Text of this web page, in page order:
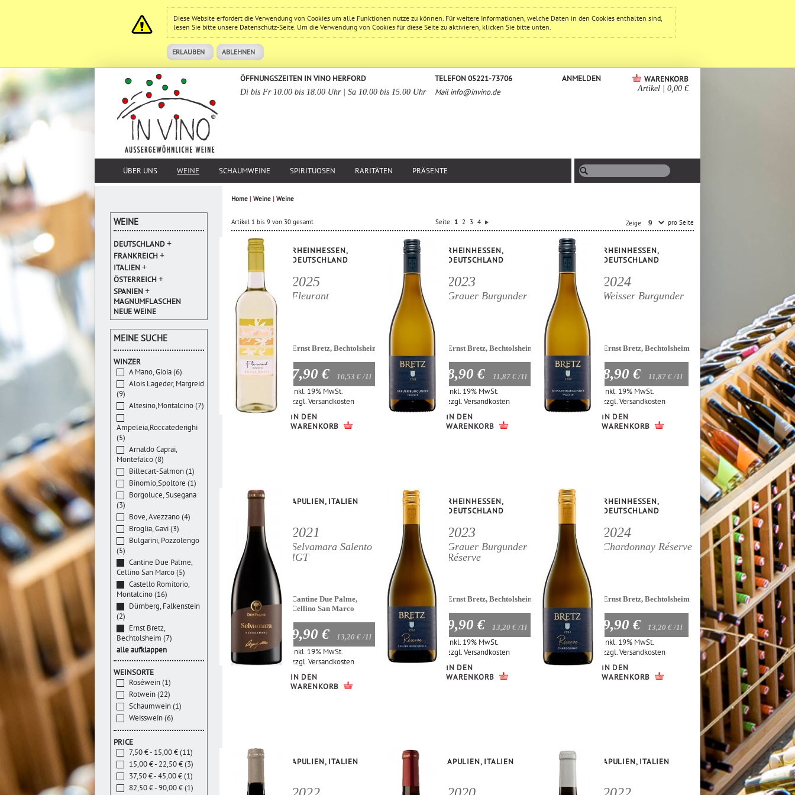
Diese Website erfordert die Verwendung von Cookies um alle Funktionen nutze zu können. Für weitere Informationen, welche Daten in den Cookies enthalten sind,
lesen Sie bitte unsere Datenschutz-Seite. Um die Verwendung von Cookies für diese Seite zu aktivieren, klicken Sie bitte unten.
ERLAUBEN ABLEHNEN
ÖFFNUNGSZEITEN IN VINO HERFORD
Di bis Fr 10.00 bis 18.00 Uhr | Sa 10.00 bis 15.00 Uhr
TELEFON 05221-73706
Mailinfo@invino.de
WARENKORB
Artikel 0,00 €
ANMELDEN
ÜBER UNS WEINE SCHAUMWEINE SPIRITUOSEN RARITÄTEN PRÄSENTE
Home | Weine | Weine
Artikel 1 bis 9 von 30 gesamt Zeige pro Seite
Seite: 1 2 3 4
RHEINHESSEN,
DEUTSCHLAND
2025
Fleurant
Ernst Bretz, Bechtolsheim
7,90 € 10,53 € /1l
Inkl. 19% MwSt.
zzgl.Versandkosten
IN DEN
WARENKORB
RHEINHESSEN,
DEUTSCHLAND
2023
Grauer Burgunder
Ernst Bretz, Bechtolsheim
8,90 € 11,87 € /1l
Inkl. 19% MwSt.
zzgl.Versandkosten
IN DEN
WARENKORB
RHEINHESSEN,
DEUTSCHLAND
2024
Weisser Burgunder
Ernst Bretz, Bechtolsheim
8,90 € 11,87 € /1l
Inkl. 19% MwSt.
zzgl.Versandkosten
IN DEN
WARENKORB
APULIEN, ITALIEN
2021
Selvamara Salento
IGT
Cantine Due Palme,
Cellino San Marco
9,90 € 13,20 € /1l
Inkl. 19% MwSt.
zzgl.Versandkosten
IN DEN
WARENKORB
RHEINHESSEN,
DEUTSCHLAND
2023
Grauer Burgunder
Réserve
Ernst Bretz, Bechtolsheim
9,90 € 13,20 € /1l
Inkl. 19% MwSt.
zzgl.Versandkosten
IN DEN
WARENKORB
RHEINHESSEN,
DEUTSCHLAND
2024
Chardonnay Réserve
Ernst Bretz, Bechtolsheim
9,90 € 13,20 € /1l
Inkl. 19% MwSt.
zzgl.Versandkosten
IN DEN
WARENKORB
APULIEN, ITALIEN APULIEN, ITALIEN APULIEN, ITALIEN
WEINE
DEUTSCHLAND+
FRANKREICH+
ITALIEN+
ÖSTERREICH+
SPANIEN+
MAGNUMFLASCHEN
NEUE WEINE
MEINE SUCHE
WINZER
A Mano, Gioia (6)
Alois Lageder, Margreid
(9)
Altesino,Montalcino (7)
Ampeleia,Roccatederighi
(5)
Arnaldo Caprai,
Montefalco (8)
Billecart-Salmon (1)
Binomio,Spoltore (1)
Borgoluce, Susegana
(3)
Bove, Avezzano (4)
Broglia, Gavi (3)
Bulgarini, Pozzolengo
(5)
Cantine Due Palme,
Cellino San Marco (5)
Castello Romitorio,
Montalcino (16)
Dürnberg, Falkenstein
(2)
Ernst Bretz,
Bechtolsheim (7)
alle aufklappen
WEINSORTE
Roséwein (1)
Rotwein (22)
Schaumwein (1)
Weisswein (6)
PRICE
7,50 € - 15,00 € (11)
15,00 € - 22,50 € (3)
37,50 € - 45,00 € (1)
82,50 € - 90,00 € (1)